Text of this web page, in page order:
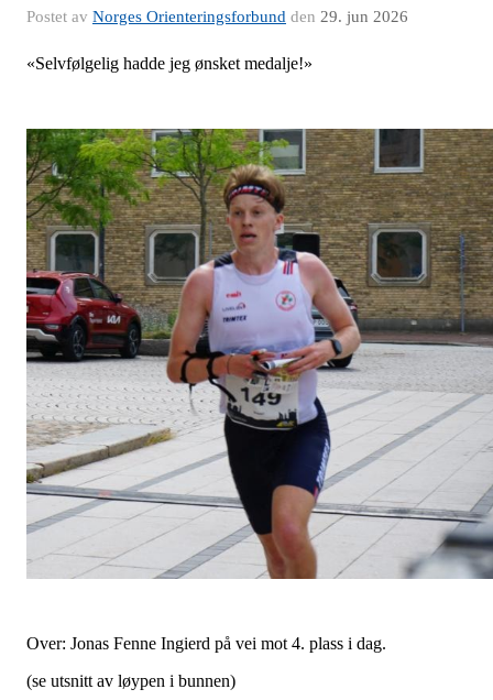
Postet av Norges Orienteringsforbund den 29. jun 2026
«Selvfølgelig hadde jeg ønsket medalje!»
Over: Jonas Fenne Ingierd på vei mot 4. plass i dag.
(se utsnitt av løypen i bunnen)